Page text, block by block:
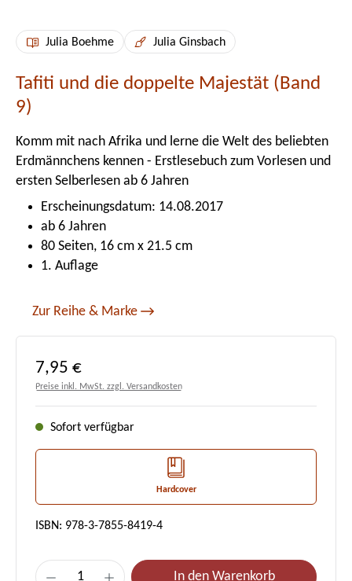
Julia Boehme Julia Ginsbach
Tafiti und die doppelte Majestät (Band
9)
Komm mit nach Afrika und lerne die Welt des beliebten
Erdmännchens kennen - Erstlesebuch zum Vorlesen und
ersten Selberlesen ab 6 Jahren
Erscheinungsdatum: 14.08.2017
ab 6 Jahren
80 Seiten, 16 cm x 21.5 cm
1. Auflage
Zur Reihe & Marke
Regulärer Preis:
7,95 €
Preise inkl. MwSt. zzgl. Versandkosten
Sofort verfügbar
Hardcover
ISBN: 978-3-7855-8419-4
Produkt Anzahl: Gib den gewünschten
In den Warenkorb